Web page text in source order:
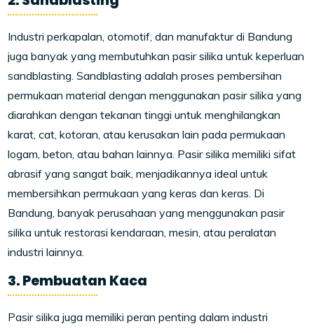
Industri perkapalan, otomotif, dan manufaktur di Bandung
juga banyak yang membutuhkan pasir silika untuk keperluan
sandblasting. Sandblasting adalah proses pembersihan
permukaan material dengan menggunakan pasir silika yang
diarahkan dengan tekanan tinggi untuk menghilangkan
karat, cat, kotoran, atau kerusakan lain pada permukaan
logam, beton, atau bahan lainnya. Pasir silika memiliki sifat
abrasif yang sangat baik, menjadikannya ideal untuk
membersihkan permukaan yang keras dan keras. Di
Bandung, banyak perusahaan yang menggunakan pasir
silika untuk restorasi kendaraan, mesin, atau peralatan
industri lainnya.
3. Pembuatan Kaca
Pasir silika juga memiliki peran penting dalam industri